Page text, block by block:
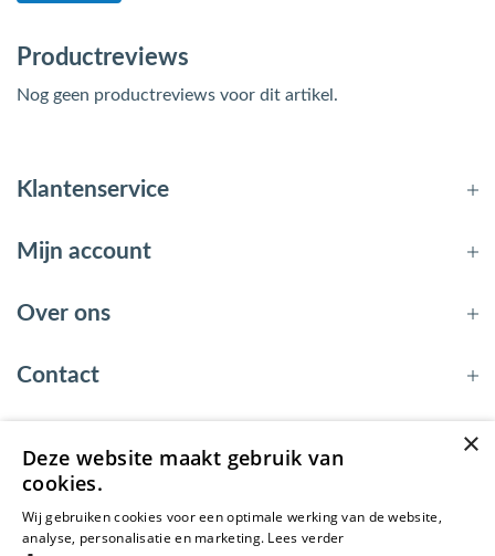
Productreviews
Nog geen productreviews voor dit artikel.
Klantenservice
Mijn account
Over ons
Contact
© 2026 - EnergyBy
×
Deze website maakt gebruik van
cookies.
Wij gebruiken cookies voor een optimale werking van de website,
analyse, personalisatie en marketing. Lees verder